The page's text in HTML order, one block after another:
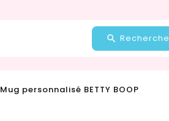
Recherche
Mug personnalisé BETTY BOOP